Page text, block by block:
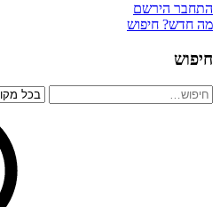
התחבר הירשם
מה חדש? חיפוש
חיפוש